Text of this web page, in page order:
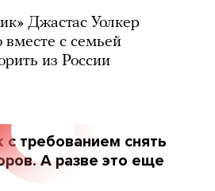
Джастас Уолкер
вместе с семьей
из России
с требованием снять
А разве это еще